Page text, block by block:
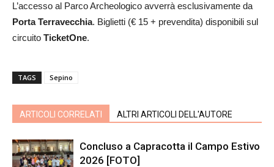
L’accesso al Parco Archeologico avverrà esclusivamente da
Porta Terravecchia. Biglietti (€ 15 + prevendita) disponibili sul
circuito TicketOne.
TAGS Sepino
ARTICOLI CORRELATI ALTRI ARTICOLI DELL'AUTORE
Concluso a Capracotta il Campo Estivo
2026 [FOTO]